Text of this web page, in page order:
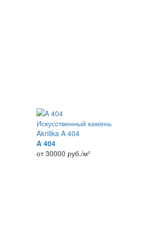
Искусственный камень
Akrilika A 404
A 404
от 30000 руб./м²